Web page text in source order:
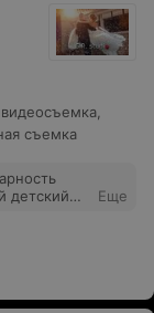
,
съемка
детский
с
Вам
Еще